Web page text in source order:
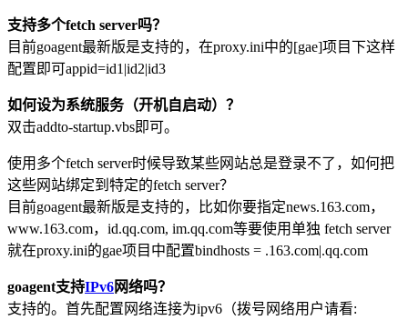
支持多个fetch server吗？
目前goagent最新版是支持的，在proxy.ini中的[gae]项目下这样
配置即可appid=id1|id2|id3
如何设为系统服务（开机自启动）？
双击addto-startup.vbs即可。
使用多个fetch server时候导致某些网站总是登录不了，如何把
这些网站绑定到特定的fetch server？
目前goagent最新版是支持的，比如你要指定news.163.com，
www.163.com，id.qq.com, im.qq.com等要使用单独 fetch server
就在proxy.ini的gae项目中配置bindhosts = .163.com|.qq.com
goagent支持IPv6网络吗？
支持的。首先配置网络连接为ipv6（拨号网络用户请看: